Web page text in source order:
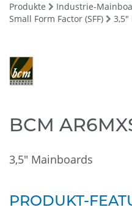
Produkte Industrie-
Small Form Factor (SFF)
3,5"
BCM
3,5" Mainboards
PRODUKT-